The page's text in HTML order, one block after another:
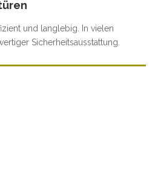
und langlebig. In vielen
Sicherheitsausstattung.